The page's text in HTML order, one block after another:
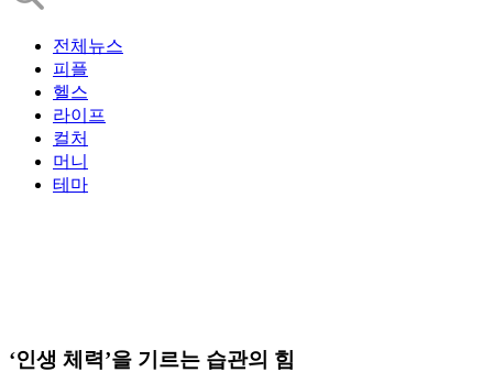
전체뉴스
피플
헬스
라이프
컬처
머니
테마
‘인생 체력’을 기르는 습관의 힘